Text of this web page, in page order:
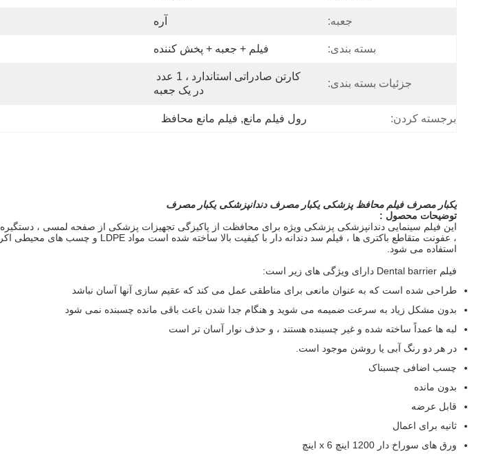
جعبه: آره
بسته بندی: فیلم + جعبه + پخش کننده
جزئیات بسته بندی:
در یک جعبه
برجسته کردن: رول فیلم مانع, فیلم مانع محافظ
یکبار مصرف فیلم محافظ پزشکی یکبار مصرف دندانپزشکی یکبار مصرف
توضیحات محصول :
این فیلم سینمایی دندانپزشکی پزشکی ویژه برای محافظت از پاکیزگی تجهیزات پزشکی از صفحه لمسی ،
استفاده می شود.
فیلم Dental barrier دارای ویژگی های زیر است:
طراحی شده است که به عنوان مانعی برای مناطقی عمل می کند که عقیم سازی آنها آسان نباشد
بدون مشکل زیاد به سرعت ضمیمه می شوید و هنگام جدا شدن باعث باقی مانده چسبنده نمی شود
لبه ها عمداً ساخته شده و غیر چسبنده هستند ، و حذف نوار آسان تر است
در هر دو رنگ آبی یا روشن موجود است.
چسب اضافی چسبناک
بدون مانده
قابل عرضه
ثانیه برای اعمال
ورق های سوراخ دار 1200 اینچ x 6 اینچ